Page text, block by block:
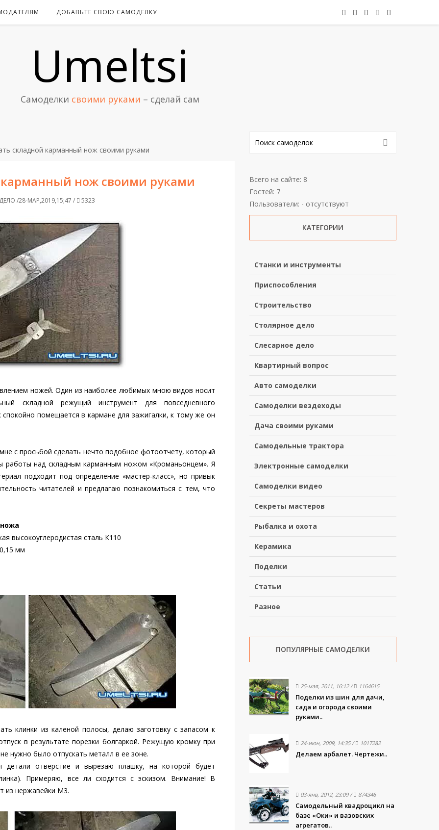
ДОБАВЬТЕ СВОЮ САМОДЕЛКУ
Umeltsi
Самоделки своими руками – сделай сам
складной карманный нож своими руками
карманный нож своими руками
/28-МАР,2019,15;47 / 5323
ножей. Один из наиболее любимых мною видов носит
складной режущий инструмент для повседневного
помещается в кармане для зажигалки, к тому же он
с просьбой сделать нечто подобное фотоотчету, который
работы над складным карманным ножом «Кроманьонцем». Я
подходит под определение «мастер-класс», но привык
читателей и предлагаю познакомиться с тем, что
высокоуглеродистая сталь К110
мм
клинки из каленой полосы, делаю заготовку с запасом к
в результате порезки болгаркой. Режущую кромку при
нужно было отпускать металл в ее зоне.
детали отверстие и вырезаю плашку, на которой будет
Примеряю, все ли сходится с эскизом. Внимание! В
из нержавейки М3.
Всего на сайте: 8
Гостей: 7
Пользователи: - отсутствуют
КАТЕГОРИИ
Станки и инструменты
Приспособления
Строительство
Столярное дело
Слесарное дело
Квартирный вопрос
Авто самоделки
Самоделки вездеходы
Дача своими руками
Самодельные трактора
Электронные самоделки
Самоделки видео
Секреты мастеров
Рыбалка и охота
Керамика
Поделки
Статьи
Разное
ПОПУЛЯРНЫЕ САМОДЕЛКИ
25-мая, 2011, 16:12/ 1164615
Поделки из шин для дачи,
сада и огорода своими
руками..
24-июн, 2009, 14:35/ 1017282
Делаем арбалет. Чертежи..
03-янв, 2012, 23:09/ 874346
Самодельный квадроцикл на
базе «Оки» и вазовских
агрегатов..